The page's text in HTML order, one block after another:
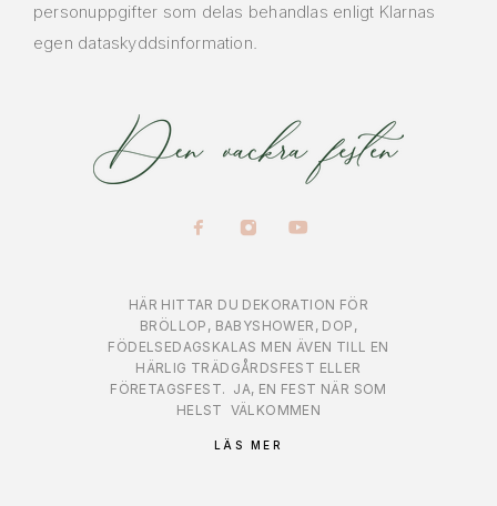
personuppgifter som delas behandlas enligt Klarnas
egen dataskyddsinformation.
HÄR HITTAR DU DEKORATION FÖR
BRÖLLOP, BABYSHOWER, DOP,
FÖDELSEDAGSKALAS MEN ÄVEN TILL EN
HÄRLIG TRÄDGÅRDSFEST ELLER
FÖRETAGSFEST. JA, EN FEST NÄR SOM
HELST VÄLKOMMEN
LÄS MER